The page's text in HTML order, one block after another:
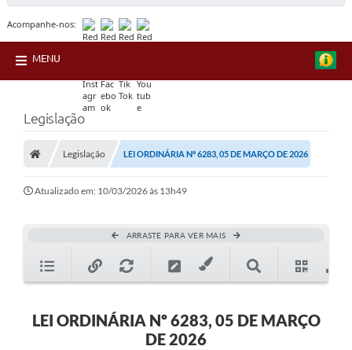
Acompanhe-nos:
MENU
Legislação
Legislação LEI ORDINÁRIA Nº 6283, 05 DE MARÇO DE 2026
Atualizado em: 10/03/2026 às 13h49
ARRASTE PARA VER MAIS
LEI ORDINÁRIA Nº 6283, 05 DE MARÇO
DE 2026